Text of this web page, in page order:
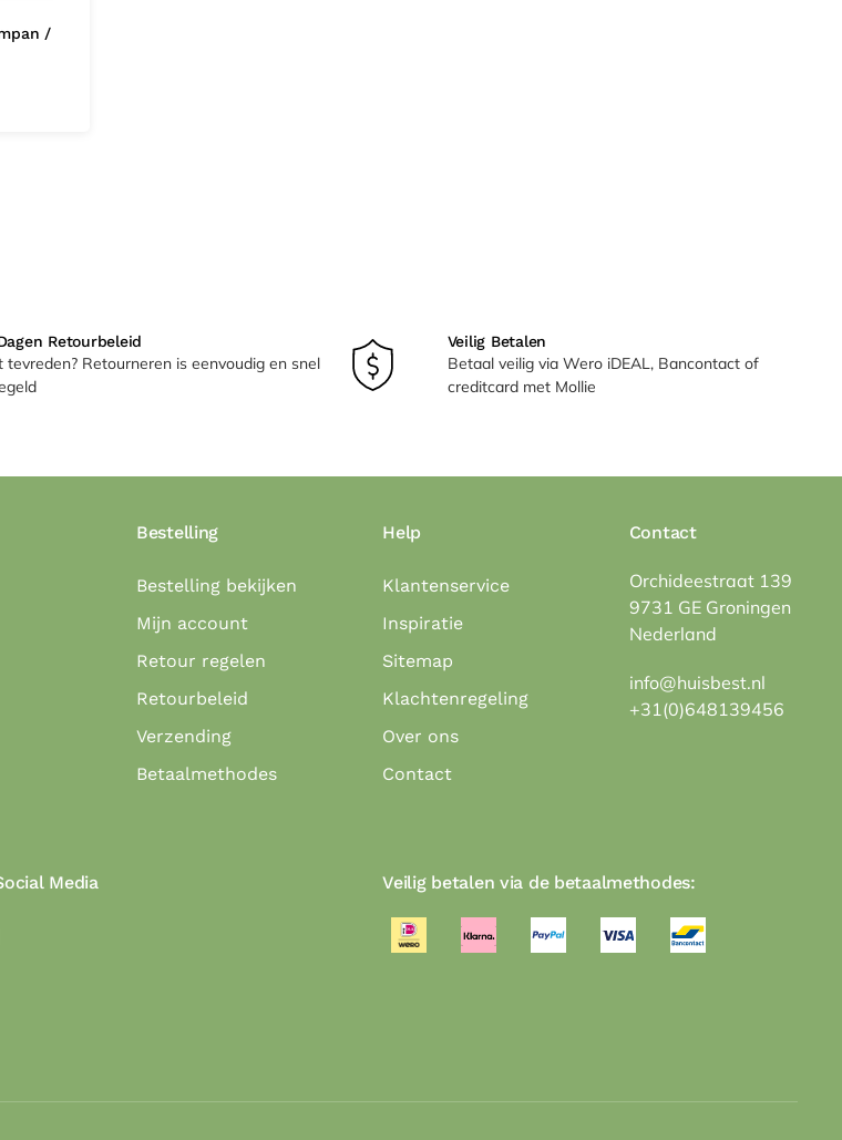
/
Retourbeleid
tevreden? Retourneren is eenvoudig en snel
Veilig Betalen
Betaal veilig via Wero iDEAL, Bancontact of
creditcard met Mollie
Bestelling
Bestelling bekijken
Mijn account
Retour regelen
Retourbeleid
Verzending
Betaalmethodes
Help
Klantenservice
Inspiratie
Sitemap
Klachtenregeling
Over ons
Contact
Contact
Orchideestraat 139
9731 GE Groningen
Nederland
info@huisbest.nl
+31(0)648139456
Media Veilig betalen via de betaalmethodes: